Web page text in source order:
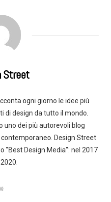
Street
ogni giorno le idee più
di design da tutto il mondo.
uno dei più autorevoli blog
Design Street
"Best Design Media": nel 2017
W